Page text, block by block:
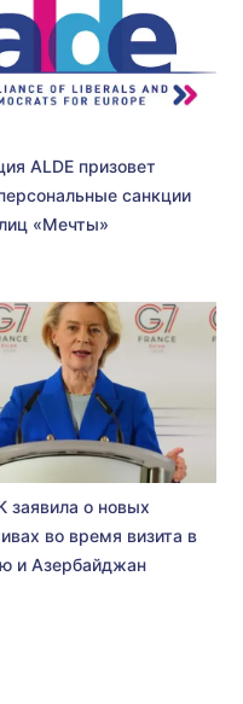
ALDE призовет
санкции
«Мечты»
заявила о новых
во время визита в
и Азербайджан